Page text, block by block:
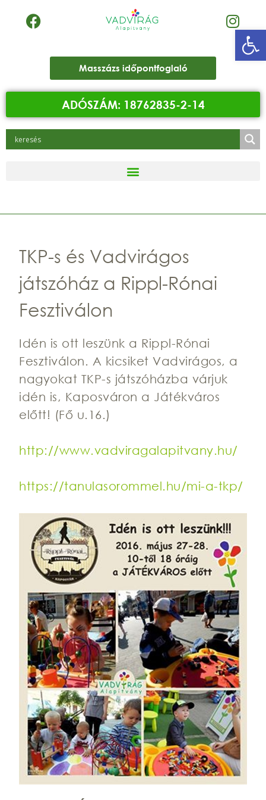
Masszázs időpontfoglaló
ADÓSZÁM: 18762835-2-14
TKP-s és Vadvirágos
játszóház a Rippl-Rónai
Fesztiválon
Idén is ott leszünk a Rippl-Rónai
Fesztiválon. A kicsiket Vadvirágos, a
nagyokat TKP-s játszóházba várjuk
idén is, Kaposváron a Játékváros
előtt! (Fő u.16.)
http://www.vadviragalapitvany.hu/
https://tanulasorommel.hu/mi-a-tkp/